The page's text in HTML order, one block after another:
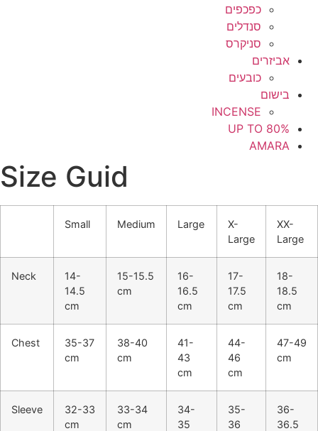
כפכפים
סנדלים
סניקרס
אביזרים
כובעים
בישום
INCENSE
UP TO 80%
AMARA
Size Guid
Small Medium Large
X-
Large
XX-
Large
Neck
14-
14.5
cm
15-15.5
cm
16-
16.5
cm
17-
17.5
cm
18-
18.5
cm
Chest
35-37
cm
38-40
cm
41-
43
cm
44-
46
cm
47-49
cm
Sleeve
32-33
cm
33-34
cm
34-
35
35-
36
36-
36.5